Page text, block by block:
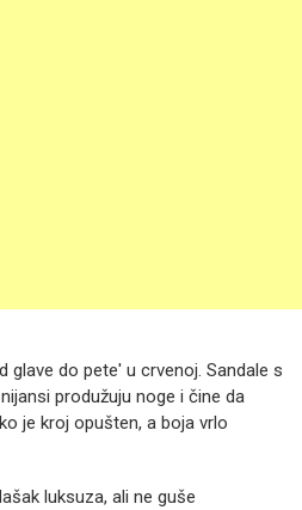
glave do pete' u crvenoj. Sandale s
produžuju noge i čine da
je kroj opušten, a boja vrlo
luksuza, ali ne guše